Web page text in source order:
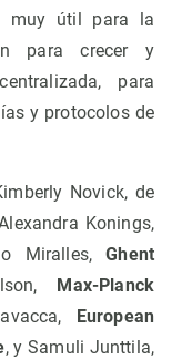
muy útil para la
para crecer y
para
y protocolos de
Novick, de
Konings,
Miralles,Ghent
Max-Planck
European
, y Samuli Junttila,